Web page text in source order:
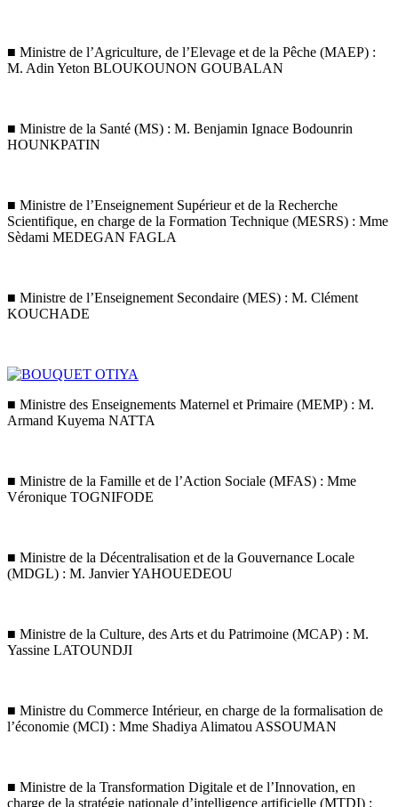
■ Ministre de l’Agriculture, de l’Elevage et de la Pêche (MAEP) :
M. Adin Yeton BLOUKOUNON GOUBALAN
■ Ministre de la Santé (MS) : M. Benjamin Ignace Bodounrin
HOUNKPATIN
■ Ministre de l’Enseignement Supérieur et de la Recherche
Scientifique, en charge de la Formation Technique (MESRS) : Mme
Sèdami MEDEGAN FAGLA
■ Ministre de l’Enseignement Secondaire (MES) : M. Clément
KOUCHADE
■ Ministre des Enseignements Maternel et Primaire (MEMP) : M.
Armand Kuyema NATTA
■ Ministre de la Famille et de l’Action Sociale (MFAS) : Mme
Véronique TOGNIFODE
■ Ministre de la Décentralisation et de la Gouvernance Locale
(MDGL) : M. Janvier YAHOUEDEOU
■ Ministre de la Culture, des Arts et du Patrimoine (MCAP) : M.
Yassine LATOUNDJI
■ Ministre du Commerce Intérieur, en charge de la formalisation de
l’économie (MCI) : Mme Shadiya Alimatou ASSOUMAN
■ Ministre de la Transformation Digitale et de l’Innovation, en
charge de la stratégie nationale d’intelligence artificielle (MTDI) :